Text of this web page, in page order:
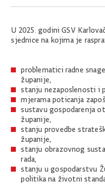
U 2025. godini GSV
sjednice na kojima je
problematici radne
županije,
stanju nezaposlenosti i
mjerama poticanja
sustavu gospodarenja
županije,
stanju provedbe
županije,
stanju obrazovnog
rada,
stanju u gospodarstvu
politika na životni